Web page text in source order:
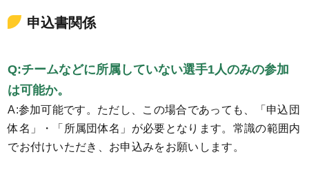
申込書関係
Q:チームなどに所属していない選手1人のみの参加
は可能か。
A:参加可能です。ただし、この場合であっても、「申込団
体名」・「所属団体名」が必要となります。常識の範囲内
でお付けいただき、お申込みをお願いします。